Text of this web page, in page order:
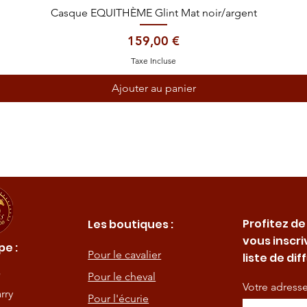
Aperçu rapide
Casque EQUITHÈME Glint Mat noir/argent
Prix
159,00 €
Taxe Incluse
Ajouter au panier
:
Les boutiques :
Pour le cavalier
Pour le cheval
Pour l'écurie
Profitez
vous
liste de
Votre